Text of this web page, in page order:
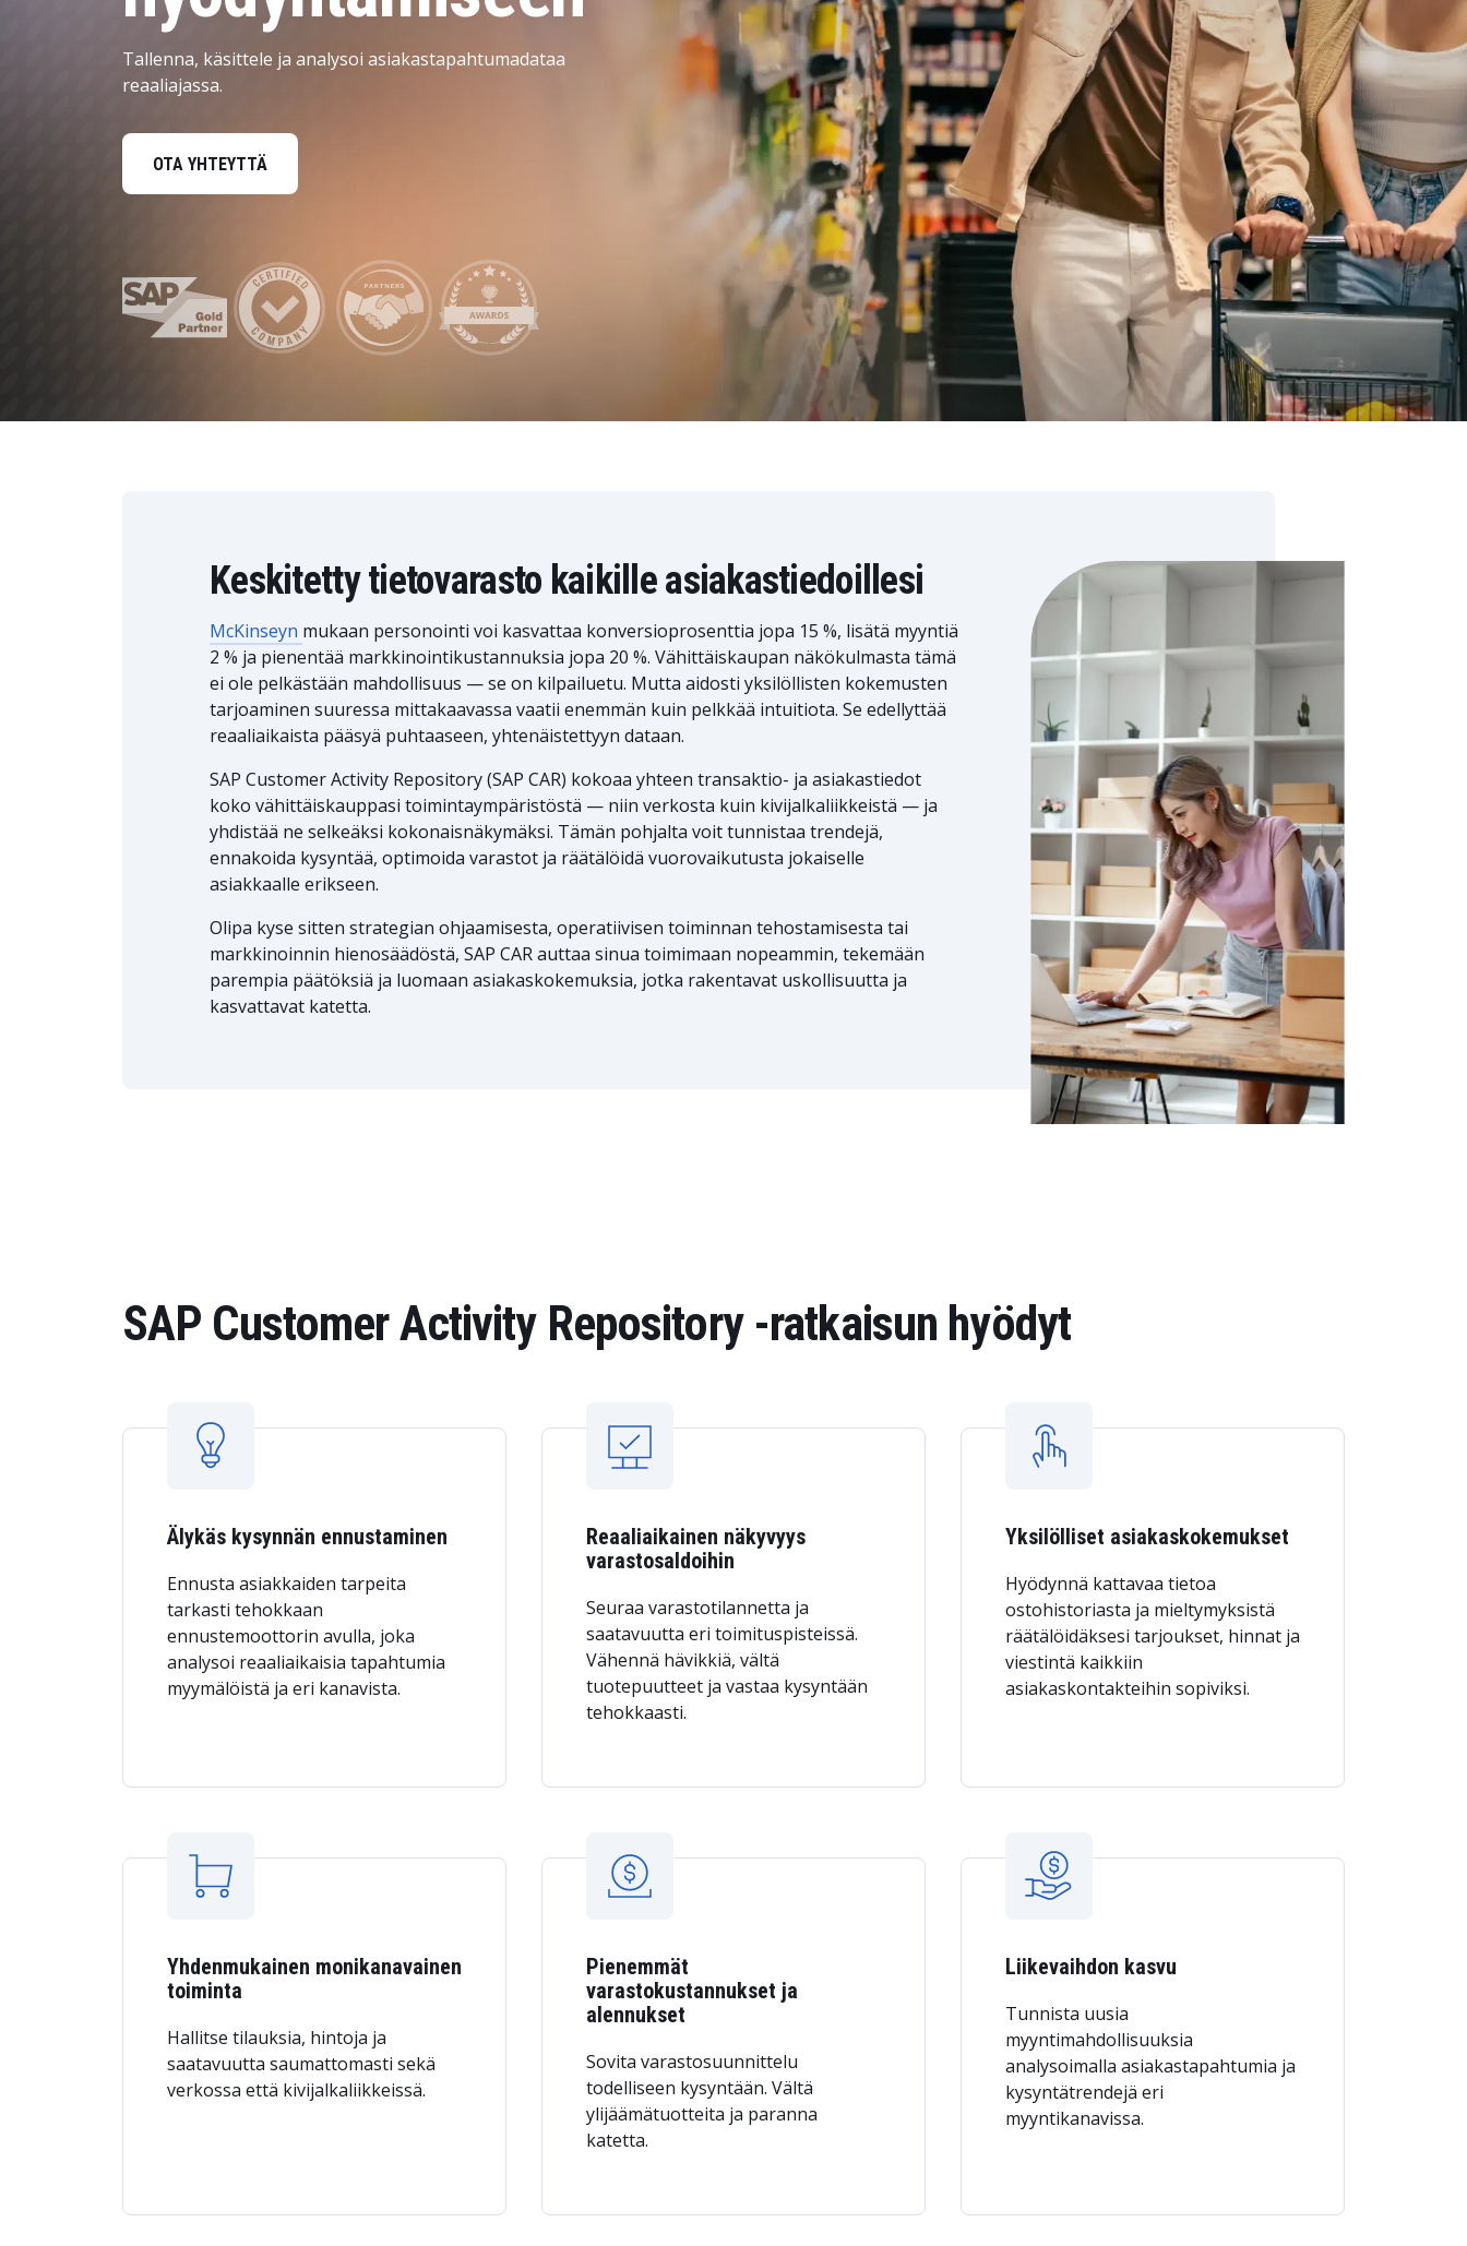
TEKOÄLY
SAP AI Services
SAP AI Core & AI Launchpad
Henkilöstöhallinto
Data ja analytiikka
Kestävän kehityksen ratkaisut
Turvallisuus ja identiteetinhallinta
Tallenna, käsittele ja analysoi asiakastapahtumadataa
reaaliajassa.
OTA YHTEYTTÄ
Keskitetty tietovarasto kaikille asiakastiedoillesi
McKinseyn mukaan personointi voi kasvattaa konversioprosenttia jopa 15 %, lisätä myyntiä
2 % ja pienentää markkinointikustannuksia jopa 20 %. Vähittäiskaupan näkökulmasta tämä
ei ole pelkästään mahdollisuus — se on kilpailuetu. Mutta aidosti yksilöllisten kokemusten
tarjoaminen suuressa mittakaavassa vaatii enemmän kuin pelkkää intuitiota. Se edellyttää
reaaliaikaista pääsyä puhtaaseen, yhtenäistettyyn dataan.
SAP Customer Activity Repository (SAP CAR) kokoaa yhteen transaktio- ja asiakastiedot
koko vähittäiskauppasi toimintaympäristöstä — niin verkosta kuin kivijalkaliikkeistä — ja
yhdistää ne selkeäksi kokonaisnäkymäksi. Tämän pohjalta voit tunnistaa trendejä,
ennakoida kysyntää, optimoida varastot ja räätälöidä vuorovaikutusta jokaiselle
asiakkaalle erikseen.
Olipa kyse sitten strategian ohjaamisesta, operatiivisen toiminnan tehostamisesta tai
markkinoinnin hienosäädöstä, SAP CAR auttaa sinua toimimaan nopeammin, tekemään
parempia päätöksiä ja luomaan asiakaskokemuksia, jotka rakentavat uskollisuutta ja
kasvattavat katetta.
SAP Customer Activity Repository -ratkaisun hyödyt
Älykäs kysynnän ennustaminen
Ennusta asiakkaiden tarpeita
tarkasti tehokkaan
ennustemoottorin avulla, joka
analysoi reaaliaikaisia tapahtumia
myymälöistä ja eri kanavista.
Reaaliaikainen näkyvyys
varastosaldoihin
Seuraa varastotilannetta ja
saatavuutta eri toimituspisteissä.
Vähennä hävikkiä, vältä
tuotepuutteet ja vastaa kysyntään
tehokkaasti.
Yksilölliset asiakaskokemukset
Hyödynnä kattavaa tietoa
ostohistoriasta ja mieltymyksistä
räätälöidäksesi tarjoukset, hinnat ja
viestintä kaikkiin
asiakaskontakteihin sopiviksi.
Yhdenmukainen monikanavainen
toiminta
Hallitse tilauksia, hintoja ja
saatavuutta saumattomasti sekä
verkossa että kivijalkaliikkeissä.
Pienemmät
varastokustannukset ja
alennukset
Sovita varastosuunnittelu
todelliseen kysyntään. Vältä
ylijäämätuotteita ja paranna
katetta.
Liikevaihdon kasvu
Tunnista uusia
myyntimahdollisuuksia
analysoimalla asiakastapahtumia ja
kysyntätrendejä eri
myyntikanavissa.